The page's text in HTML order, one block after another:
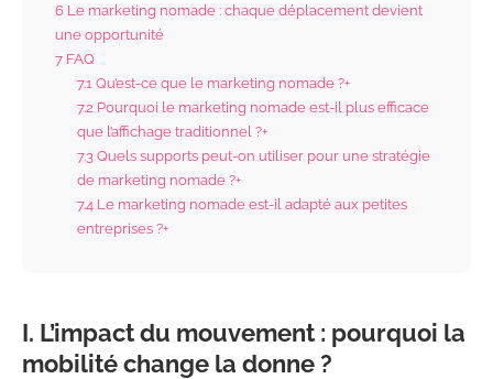
6 Le marketing nomade : chaque déplacement devient
une opportunité
7 FAQ
7.1Qu’est-ce que le marketing nomade ?+
7.2Pourquoi le marketing nomade est-il plus efficace
que l’affichage traditionnel ?+
7.3Quels supports peut-on utiliser pour une stratégie
de marketing nomade ?+
7.4Le marketing nomade est-il adapté aux petites
entreprises ?+
I. L’impact du mouvement : pourquoi la
mobilité change la donne ?